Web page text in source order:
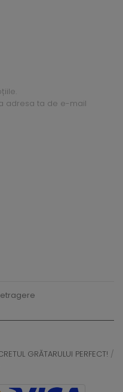
adresa ta de e-mail
GRĂTARULUI PERFECT! /